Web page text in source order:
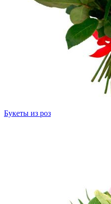
Букеты из роз